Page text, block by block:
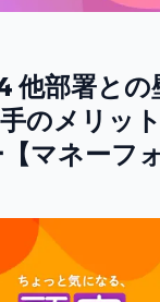
他部署との
のメリッ
マネーフ
さん】